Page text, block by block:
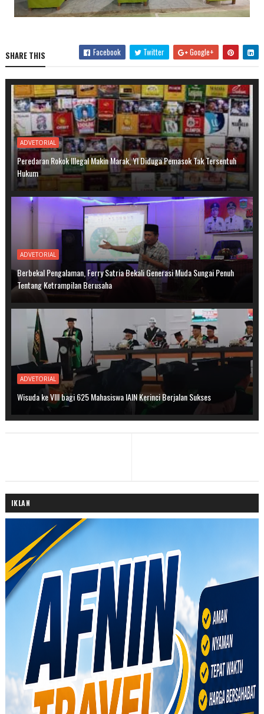
SHARE THIS Facebook Twitter Google+
ADVETORIAL
Peredaran Rokok Illegal Makin Marak, YI Diduga Pemasok Tak Tersentuh
Hukum
ADVETORIAL
Berbekal Pengalaman, Ferry Satria Bekali Generasi Muda Sungai Penuh
Tentang Ketrampilan Berusaha
ADVETORIAL
Wisuda ke VIII bagi 625 Mahasiswa IAIN Kerinci Berjalan Sukses
IKLAN